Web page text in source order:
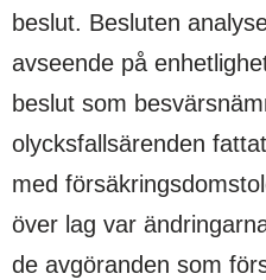
beslut. Besluten
avseende på
beslut som
olycksfallsärenden
med
över lag var
de avgöranden som